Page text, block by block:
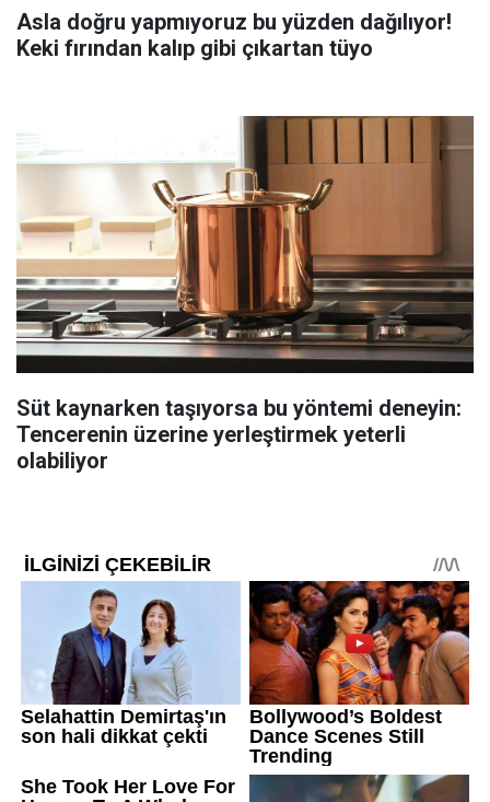
Asla doğru yapmıyoruz bu yüzden dağılıyor!
Keki fırından kalıp gibi çıkartan tüyo
Süt kaynarken taşıyorsa bu yöntemi deneyin:
Tencerenin üzerine yerleştirmek yeterli
olabiliyor